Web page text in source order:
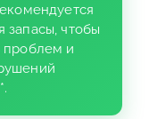
чтобы
проблем и